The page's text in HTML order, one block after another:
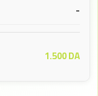
-
1.500DA